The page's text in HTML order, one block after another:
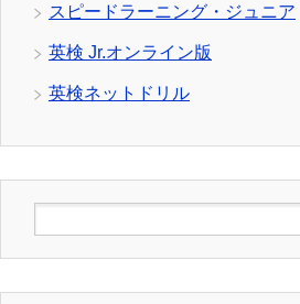
スピードラーニング・ジュニア
英検 Jr.オンライン版
英検ネットドリル